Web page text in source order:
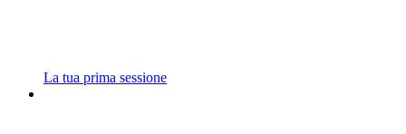
La tua prima sessione